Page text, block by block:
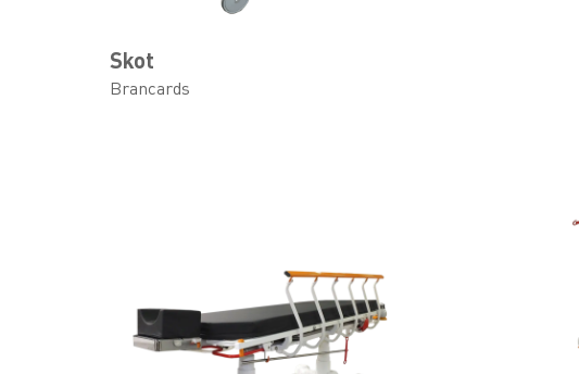
Skot
Brancards